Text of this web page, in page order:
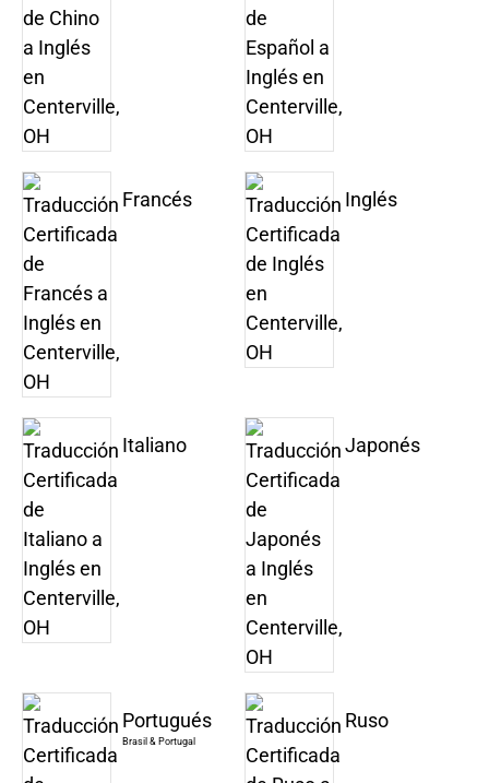
Francés Inglés
Italiano Japonés
Portugués
Brasil & Portugal
Ruso